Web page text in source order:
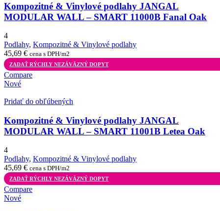
Kompozitné & Vinylové podlahy JANGAL
MODULAR WALL – SMART 11000B Fanal Oak
4
Podlahy, Kompozitné & Vinylové podlahy
45,69 € cena s DPH/m2
ZADAŤ RÝCHLY NEZÁVÄZNÝ DOPYT
Compare
Nové
Pridať do obľúbených
Kompozitné & Vinylové podlahy JANGAL
MODULAR WALL – SMART 11001B Letea Oak
4
Podlahy, Kompozitné & Vinylové podlahy
45,69 € cena s DPH/m2
ZADAŤ RÝCHLY NEZÁVÄZNÝ DOPYT
Compare
Nové